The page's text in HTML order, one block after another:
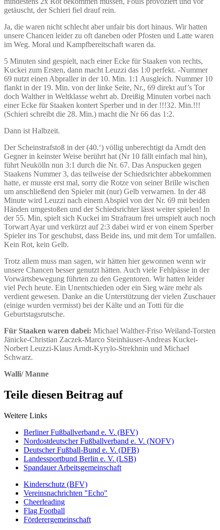
getäuscht, der Schieri fiel drauf rein.
Ja, die waren nicht schlecht aber unfair bis dort hinaus. Wir hatten
unsere Chancen leider zu oft daneben oder Pfosten und Latte waren
im Weg. Moral und Kampfbereitschaft waren da.
5 Minuten sind gespielt, nach einer Ecke für Staaken von rechts,
Kuckei zum Ersten, dann macht Leuzzi das 1:0 perfekt. -Nummer
69 nutzt einen Abpraller in der 10. Min. 1:1 Ausgleich. Nummer 10
flankt in der 19. Min. von der linke Seite, Nr., 69 direkt auf’s Tor
doch Walther in Weltklasse wehrt ab. Dreißig Minuten vorbei nach
einer Ecke für Staaken kontert Sperber und in der !!!32. Min.!!!
(Schieri schreibt die 28. Min.) macht die Nr 66 das 1:2.
Dann ist Halbzeit.
Der Scheinstrafstoß in der (40.‘) völlig unberechtigt da Arndt den
Gegner in keinster Weise berührt hat (Nr 10 fällt einfach mal hin),
führt Neukölln nun 3:1 durch die Nr. 67. Das Anspucken gegen
Staakens Nummer 3, das teilweise der Schiedsrichter abbekommen
hatte, er musste erst mal, sorry die Rotze von seiner Brille wischen
um anschließend den Spieler mit (nur) Gelb verwarnen. In der 48
Minute wird Leuzzi nach einem Abspiel von der Nr. 69 mit beiden
Händen umgestoßen und der Schiedsrichter lässt weiter spielen! In
der 55. Min, spielt sich Kuckei im Strafraum frei umspielt auch noch
Torwart Ayar und verkürzt auf 2:3 dabei wird er von einem Sperber
Spieler ins Tor geschubst, dass Beide ins, und mit dem Tor umfallen.
Kein Rot, kein Gelb.
Trotz allem muss man sagen, wir hätten hier gewonnen wenn wir
unsere Chancen besser genutzt hätten. Auch viele Fehlpässe in der
Vorwärtsbewegung führten zu den Gegentoren. Wir hatten leider
viel Pech heute. Ein Unentschieden oder ein Sieg wäre mehr als
verdient gewesen. Danke an die Unterstützung der vielen Zuschauer
(einige wurden vermisst) bei der Kälte und an Totti für die
Geburtstagsrutsche.
Für Staaken waren dabei: Michael Walther-Friso Weiland-Torsten
Jänicke-Christian Zaczek-Marco Steinhäuser-Andreas Kuckei-
Norbert Leuzzi-Klaus Arndt-Kyrylo-Strekhnin und Michael
Schwarz.
Walli/ Manne
Teile diesen Beitrag auf
Weitere Links
Berliner Fußballverband e. V. (BFV)
Nordostdeutscher Fußballverband e. V. (NOFV)
Deutscher Fußball-Bund e. V. (DFB)
Landessportbund Berlin e. V. (LSB)
Spandauer Arbeitsgemeinschaft
Kinderschutz (BFV)
Vereinsnachrichten "Echo"
Cheerleading
Flag Football
Förderergemeinschaft